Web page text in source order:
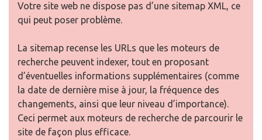
Votre site web ne dispose pas d’une sitemap XML, ce
qui peut poser problème.
La sitemap recense les URLs que les moteurs de
recherche peuvent indexer, tout en proposant
d’éventuelles informations supplémentaires (comme
la date de dernière mise à jour, la fréquence des
changements, ainsi que leur niveau d’importance).
Ceci permet aux moteurs de recherche de parcourir le
site de façon plus efficace.